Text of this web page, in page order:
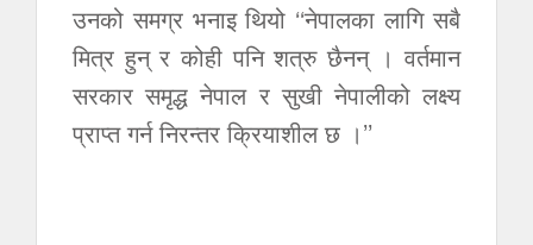
उनको समग्र भनाइ थियो ‘‘नेपालका लागि सबै
मित्र हुन् र कोही पनि शत्रु छैनन् । वर्तमान
सरकार समृद्ध नेपाल र सुखी नेपालीको लक्ष्य
प्राप्त गर्न निरन्तर क्रियाशील छ ।’’